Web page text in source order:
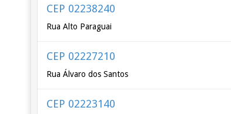
CEP 02238240
Rua Alto Paraguai
CEP 02227210
Rua Álvaro dos Santos
CEP 02223140